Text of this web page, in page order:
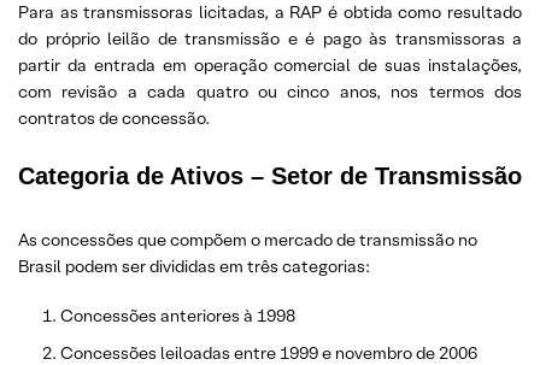
Para as transmissoras licitadas, a RAP é obtida como resultado
do próprio leilão de transmissão e é pago às transmissoras a
partir da entrada em operação comercial de suas instalações,
com revisão a cada quatro ou cinco anos, nos termos dos
contratos de concessão.
Categoria de Ativos – Setor de Transmissão
As concessões que compõem o mercado de transmissão no
Brasil podem ser divididas em três categorias:
Concessões anteriores à 1998
Concessões leiloadas entre 1999 e novembro de 2006